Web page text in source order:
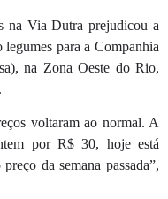
na Via Dutra prejudicou a
para a Companhia
na Zona Oeste do Rio,
voltaram ao normal. A
por R$ 30, hoje está
da semana passada”,